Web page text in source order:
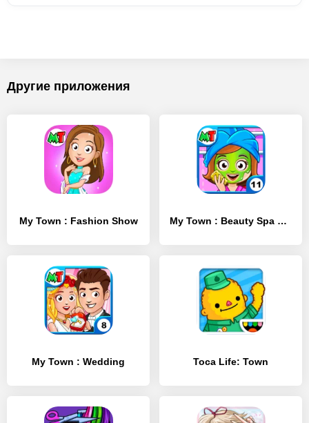
Другие приложения
My Town : Fashion Show My Town : Beauty Spa Saloon
My Town : Wedding Toca Life: Town